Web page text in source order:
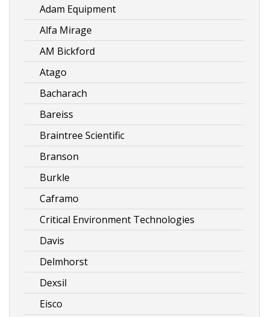
Adam Equipment
Alfa Mirage
AM Bickford
Atago
Bacharach
Bareiss
Braintree Scientific
Branson
Burkle
Caframo
Critical Environment Technologies
Davis
Delmhorst
Dexsil
Eisco